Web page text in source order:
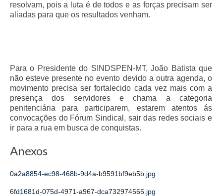
resolvam, pois a luta é de todos e as forças precisam ser
aliadas para que os resultados venham.
Para o Presidente do SINDSPEN-MT, João Batista que
não esteve presente no evento devido a outra agenda, o
movimento precisa ser fortalecido cada vez mais com a
presença dos servidores e chama a categoria
penitenciária para participarem, estarem atentos ás
convocações do Fórum Sindical, sair das redes sociais e
ir para a rua em busca de conquistas.
Anexos
0a2a8854-ec98-468b-9d4a-b9591bf9eb5b.jpg
6fd1681d-075d-4971-a967-dca732974565.jpg